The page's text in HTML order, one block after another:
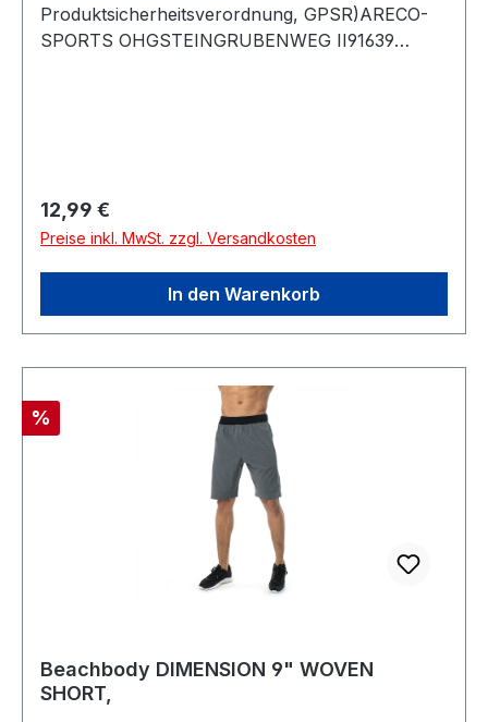
Produktsicherheitsverordnung, GPSR)ARECO-
SPORTS OHGSTEINGRUBENWEG II91639
Regulärer Preis:
12,99 €
Preise inkl. MwSt. zzgl. Versandkosten
In den Warenkorb
Rabatt
%
Beachbody DIMENSION 9" WOVEN
SHORT,